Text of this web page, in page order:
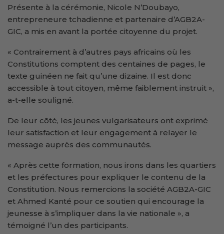
Présente à la cérémonie, Nicole N’Doubayo,
entrepreneure tchadienne et partenaire d’AGB2A-
GIC, a mis en avant la portée citoyenne du projet.
« Contrairement à d’autres pays africains où les
Constitutions comptent des centaines de pages, le
texte guinéen ne fait qu’une dizaine. Il est donc
accessible à tout citoyen, même faiblement instruit »,
a-t-elle souligné.
De leur côté, les jeunes vulgarisateurs ont exprimé
leur satisfaction et leur engagement à relayer le
message auprès des communautés.
« Après cette formation, nous irons dans les quartiers
et les préfectures pour expliquer le contenu de la
Constitution. Nous remercions la société AGB2A-GIC
et Ahmed Kanté pour ce soutien qui encourage la
jeunesse à s’impliquer dans la vie nationale », a
témoigné l’un des participants.